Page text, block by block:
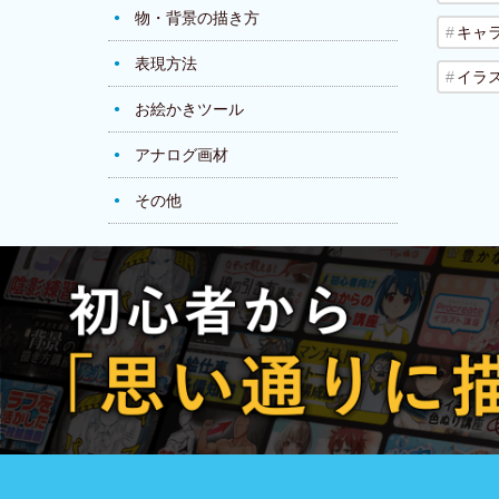
物・背景の描き方
表現方法
お絵かきツール
アナログ画材
その他
キャ
イラ